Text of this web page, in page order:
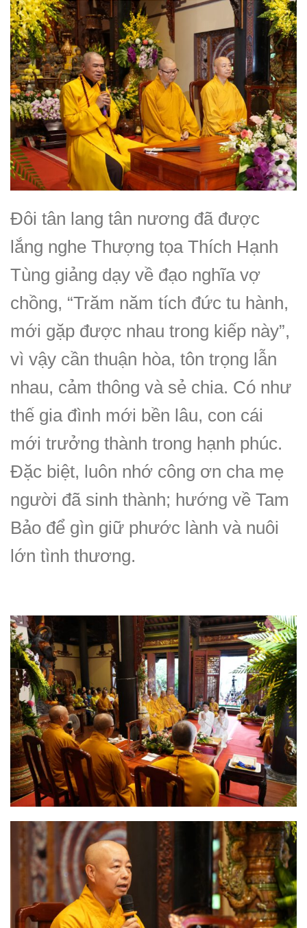
Đôi tân lang tân nương đã được
lắng nghe Thượng tọa Thích Hạnh
Tùng giảng dạy về đạo nghĩa vợ
chồng, “Trăm năm tích đức tu hành,
mới gặp được nhau trong kiếp này”,
vì vậy cần thuận hòa, tôn trọng lẫn
nhau, cảm thông và sẻ chia. Có như
thế gia đình mới bền lâu, con cái
mới trưởng thành trong hạnh phúc.
Đặc biệt, luôn nhớ công ơn cha mẹ
người đã sinh thành; hướng về Tam
Bảo để gìn giữ phước lành và nuôi
lớn tình thương.